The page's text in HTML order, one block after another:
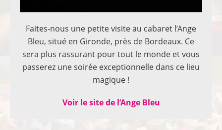
Faites-nous une petite visite au cabaret l’Ange
Bleu, situé en Gironde, près de Bordeaux. Ce
sera plus rassurant pour tout le monde et vous
passerez une soirée exceptionnelle dans ce lieu
magique !
Voir le site de l’Ange Bleu